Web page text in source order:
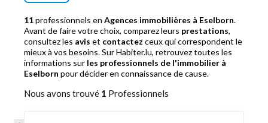
11professionnels en Agences immobilières à Eselborn.
Avant de faire votre choix, comparez leurs prestations,
consultez les avis et contactez ceux qui correspondent le
mieux à vos besoins. Sur Habiter.lu, retrouvez toutes les
informations sur les professionnels de l'immobilier à
Eselborn pour décider en connaissance de cause.
Nous avons trouvé 1 Professionnels